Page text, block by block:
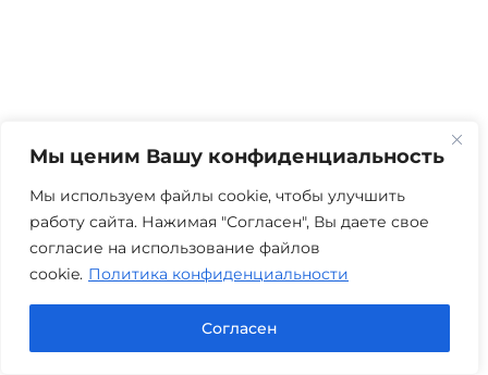
Мы ценим Вашу конфиденциальность
Мы используем файлы cookie, чтобы улучшить
работу сайта. Нажимая "Согласен", Вы даете свое
согласие на использование файлов
cookie. Политика конфиденциальности
Согласен